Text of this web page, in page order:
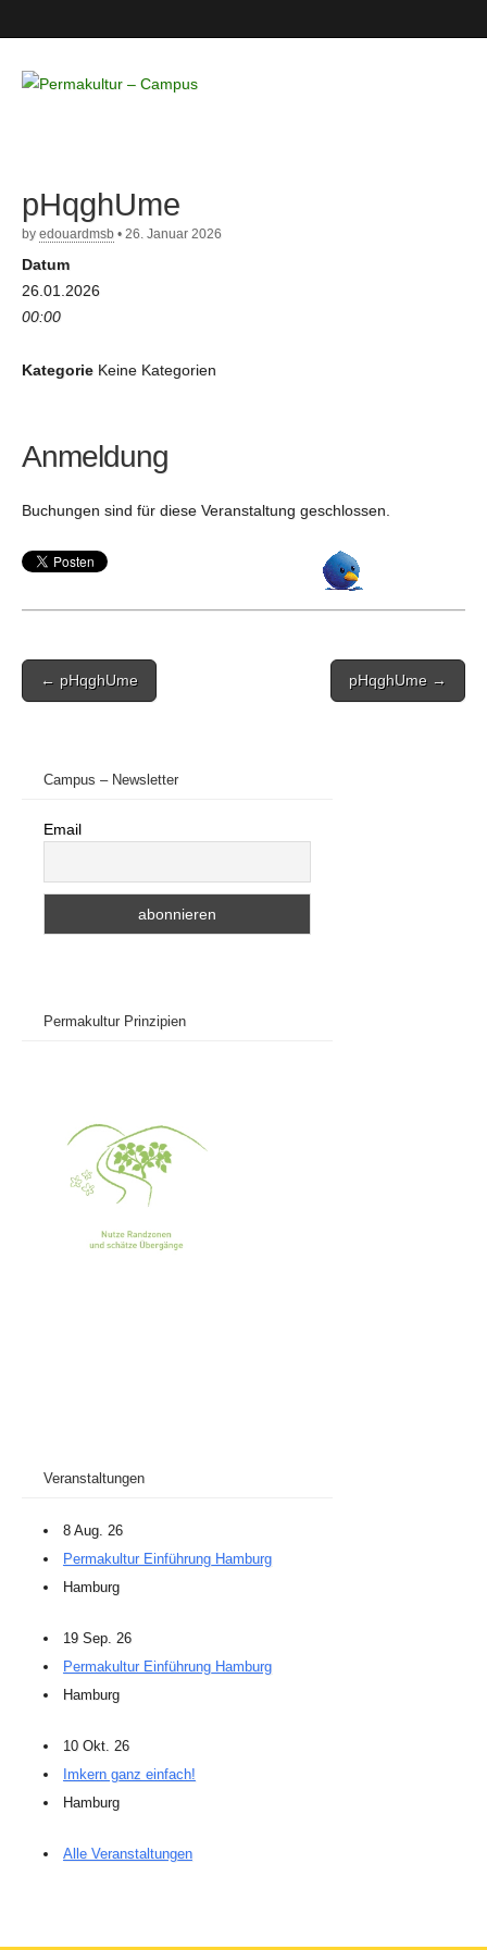
– Campus
pHqghUme
by edouardmsb • 26. Januar 2026
Datum
26.01.2026
00:00
Kategorie Keine Kategorien
Anmeldung
Buchungen sind für diese Veranstaltung geschlossen.
Post
navigation
← pHqghUme pHqghUme →
Campus – Newsletter
Email
Permakultur Prinzipien
Veranstaltungen
8 Aug. 26
Permakultur Einführung Hamburg
Hamburg
19 Sep. 26
Permakultur Einführung Hamburg
Hamburg
10 Okt. 26
Imkern ganz einfach!
Hamburg
Alle Veranstaltungen